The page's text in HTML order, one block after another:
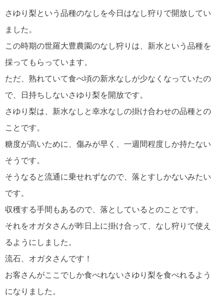
さゆり梨という品種のなしを今日はなし狩りで開放してい
ました。
この時期の世羅大豊農園のなし狩りは、新水という品種を
採ってもらっています。
ただ、熟れていて食べ頃の新水なしが少なくなっていたの
で、日持ちしないさゆり梨を開放です。
さゆり梨は、新水なしと幸水なしの掛け合わせの品種との
ことです。
糖度が高いために、傷みが早く、一週間程度しか持たない
そうです。
そうなると流通に乗せれずなので、落とすしかないみたい
です。
収穫する手間もあるので、落としているとのことです。
それをオガタさんが昨日上に掛け合って、なし狩りで使え
るようにしました。
流石、オガタさんです！
お客さんがここでしか食べれないさゆり梨を食べれるよう
になりました。